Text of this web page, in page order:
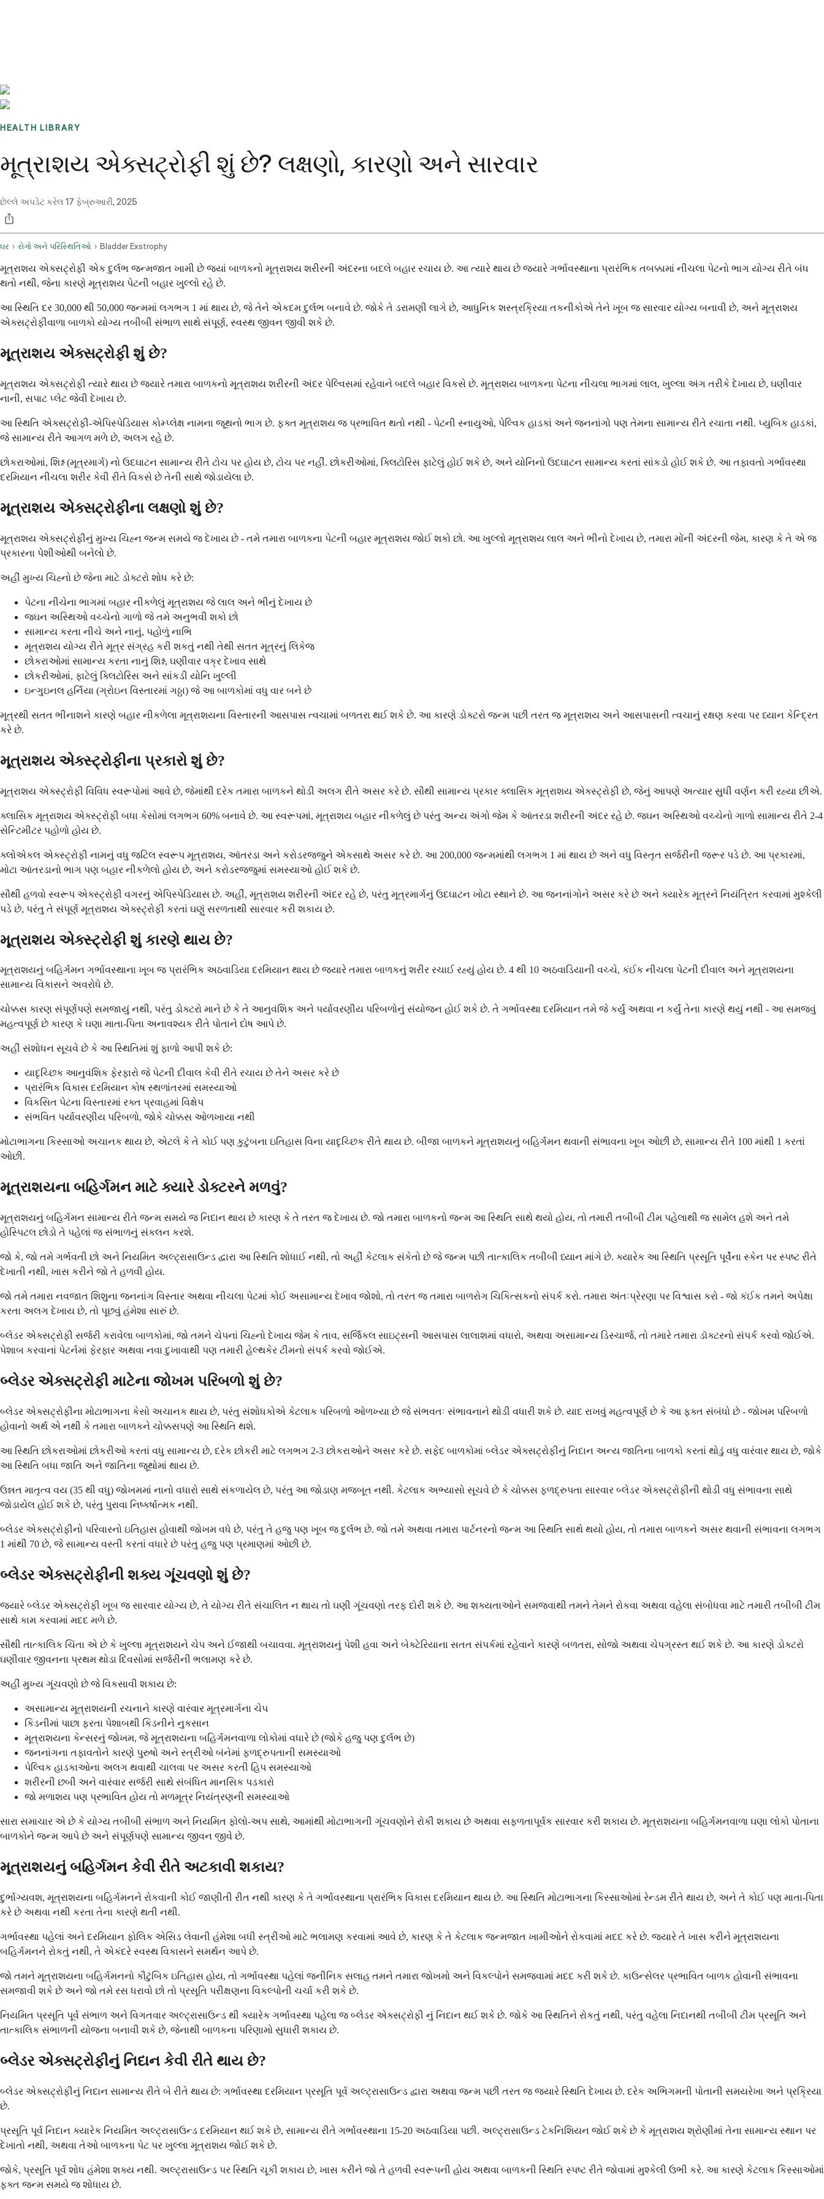
HEALTH LIBRARY
મૂત્રાશય એક્સટ્રોફી શું છે? લક્ષણો, કારણો અને સારવાર
છેલ્લે અપડેટ કરેલ 17 ફેબ્રુઆરી, 2025
ઘર રોગો અને પરિસ્થિતિઓ Bladder Exstrophy
મૂત્રાશય એક્સટ્રોફી એક દુર્લભ જન્મજાત ખામી છે જ્યાં બાળકનો મૂત્રાશય શરીરની અંદરના બદલે બહાર રચાય છે. આ ત્યારે થાય છે જ્યારે ગર્ભાવસ્થાના પ્રારંભિક તબક્કામાં નીચલા પેટનો ભાગ યોગ્ય રીતે બંધ
થતો નથી, જેના કારણે મૂત્રાશય પેટની બહાર ખુલ્લો રહે છે.
આ સ્થિતિ દર 30,000 થી 50,000 જન્મમાં લગભગ 1 માં થાય છે, જે તેને એકદમ દુર્લભ બનાવે છે. જોકે તે ડરામણી લાગે છે, આધુનિક શસ્ત્રક્રિયા તકનીકોએ તેને ખૂબ જ સારવાર યોગ્ય બનાવી છે, અને મૂત્રાશય
એક્સટ્રોફીવાળા બાળકો યોગ્ય તબીબી સંભાળ સાથે સંપૂર્ણ, સ્વસ્થ જીવન જીવી શકે છે.
મૂત્રાશય એક્સટ્રોફી શું છે?
મૂત્રાશય એક્સટ્રોફી ત્યારે થાય છે જ્યારે તમારા બાળકનો મૂત્રાશય શરીરની અંદર પેલ્વિસમાં રહેવાને બદલે બહાર વિકસે છે. મૂત્રાશય બાળકના પેટના નીચલા ભાગમાં લાલ, ખુલ્લા અંગ તરીકે દેખાય છે, ઘણીવાર
નાની, સપાટ પ્લેટ જેવી દેખાય છે.
આ સ્થિતિ એક્સટ્રોફી-એપિસ્પેડિયાસ કોમ્પ્લેક્ષ નામના જૂથનો ભાગ છે. ફક્ત મૂત્રાશય જ પ્રભાવિત થતો નથી - પેટની સ્નાયુઓ, પેલ્વિક હાડકાં અને જનનાંગો પણ તેમના સામાન્ય રીતે રચાતા નથી. પ્યુબિક હાડકાં,
જે સામાન્ય રીતે આગળ મળે છે, અલગ રહે છે.
છોકરાઓમાં, શિશ્ન (મૂત્રમાર્ગ) નો ઉદઘાટન સામાન્ય રીતે ટોચ પર હોય છે, ટોચ પર નહીં. છોકરીઓમાં, ક્લિટોરિસ ફાટેલું હોઈ શકે છે, અને યોનિનો ઉદઘાટન સામાન્ય કરતાં સાંકડો હોઈ શકે છે. આ તફાવતો ગર્ભાવસ્થા
દરમિયાન નીચલા શરીર કેવી રીતે વિકસે છે તેની સાથે જોડાયેલા છે.
મૂત્રાશય એક્સટ્રોફીના લક્ષણો શું છે?
મૂત્રાશય એક્સટ્રોફીનું મુખ્ય ચિહ્ન જન્મ સમયે જ દેખાય છે - તમે તમારા બાળકના પેટની બહાર મૂત્રાશય જોઈ શકો છો. આ ખુલ્લો મૂત્રાશય લાલ અને ભીનો દેખાય છે, તમારા મોંની અંદરની જેમ, કારણ કે તે એ જ
પ્રકારના પેશીઓથી બનેલો છે.
અહીં મુખ્ય ચિહ્નો છે જેના માટે ડોક્ટરો શોધ કરે છે:
પેટના નીચેના ભાગમાં બહાર નીકળેલું મૂત્રાશય જે લાલ અને ભીનું દેખાય છે
જઘન અસ્થિઓ વચ્ચેનો ગાળો જે તમે અનુભવી શકો છો
સામાન્ય કરતા નીચે અને નાનું, પહોળું નાભિ
મૂત્રાશય યોગ્ય રીતે મૂત્ર સંગ્રહ કરી શકતું નથી તેથી સતત મૂત્રનું લિકેજ
છોકરાઓમાં સામાન્ય કરતા નાનું શિશ્ન, ઘણીવાર વક્ર દેખાવ સાથે
છોકરીઓમાં, ફાટેલું ક્લિટોરિસ અને સાંકડી યોનિ ખુલ્લી
ઇન્ગુઇનલ હર્નિયા (ગ્રોઇન વિસ્તારમાં ગઠ્ઠા) જે આ બાળકોમાં વધુ વાર બને છે
મૂત્રથી સતત ભીનાશને કારણે બહાર નીકળેલા મૂત્રાશયના વિસ્તારની આસપાસ ત્વચામાં બળતરા થઈ શકે છે. આ કારણે ડોક્ટરો જન્મ પછી તરત જ મૂત્રાશય અને આસપાસની ત્વચાનું રક્ષણ કરવા પર ધ્યાન કેન્દ્રિત
કરે છે.
મૂત્રાશય એક્સ્ટ્રોફીના પ્રકારો શું છે?
મૂત્રાશય એક્સ્ટ્રોફી વિવિધ સ્વરૂપોમાં આવે છે, જેમાંથી દરેક તમારા બાળકને થોડી અલગ રીતે અસર કરે છે. સૌથી સામાન્ય પ્રકાર ક્લાસિક મૂત્રાશય એક્સ્ટ્રોફી છે, જેનું આપણે અત્યાર સુધી વર્ણન કરી રહ્યા છીએ.
ક્લાસિક મૂત્રાશય એક્સ્ટ્રોફી બધા કેસોમાં લગભગ 60% બનાવે છે. આ સ્વરૂપમાં, મૂત્રાશય બહાર નીકળેલું છે પરંતુ અન્ય અંગો જેમ કે આંતરડા શરીરની અંદર રહે છે. જઘન અસ્થિઓ વચ્ચેનો ગાળો સામાન્ય રીતે 2-4
સેન્ટિમીટર પહોળો હોય છે.
ક્લોએકલ એક્સ્ટ્રોફી નામનું વધુ જટિલ સ્વરૂપ મૂત્રાશય, આંતરડા અને કરોડરજ્જુને એકસાથે અસર કરે છે. આ 200,000 જન્મમાંથી લગભગ 1 માં થાય છે અને વધુ વિસ્તૃત સર્જરીની જરૂર પડે છે. આ પ્રકારમાં,
મોટા આંતરડાનો ભાગ પણ બહાર નીકળેલો હોય છે, અને કરોડરજ્જુમાં સમસ્યાઓ હોઈ શકે છે.
સૌથી હળવો સ્વરૂપ એક્સ્ટ્રોફી વગરનું એપિસ્પેડિયાસ છે. અહીં, મૂત્રાશય શરીરની અંદર રહે છે, પરંતુ મૂત્રમાર્ગનું ઉદઘાટન ખોટા સ્થાને છે. આ જનનાંગોને અસર કરે છે અને ક્યારેક મૂત્રને નિયંત્રિત કરવામાં મુશ્કેલી
પડે છે, પરંતુ તે સંપૂર્ણ મૂત્રાશય એક્સ્ટ્રોફી કરતાં ઘણું સરળતાથી સારવાર કરી શકાય છે.
મૂત્રાશય એક્સ્ટ્રોફી શું કારણે થાય છે?
મૂત્રાશયનું બહિર્ગમન ગર્ભાવસ્થાના ખૂબ જ પ્રારંભિક અઠવાડિયા દરમિયાન થાય છે જ્યારે તમારા બાળકનું શરીર રચાઈ રહ્યું હોય છે. 4 થી 10 અઠવાડિયાની વચ્ચે, કંઈક નીચલા પેટની દીવાલ અને મૂત્રાશયના
સામાન્ય વિકાસને અવરોધે છે.
ચોક્કસ કારણ સંપૂર્ણપણે સમજાયું નથી, પરંતુ ડોક્ટરો માને છે કે તે આનુવંશિક અને પર્યાવરણીય પરિબળોનું સંયોજન હોઈ શકે છે. તે ગર્ભાવસ્થા દરમિયાન તમે જે કર્યું અથવા ન કર્યું તેના કારણે થયું નથી - આ સમજવું
મહત્વપૂર્ણ છે કારણ કે ઘણા માતા-પિતા અનાવશ્યક રીતે પોતાને દોષ આપે છે.
અહીં સંશોધન સૂચવે છે કે આ સ્થિતિમાં શું ફાળો આપી શકે છે:
યાદૃચ્છિક આનુવંશિક ફેરફારો જે પેટની દીવાલ કેવી રીતે રચાય છે તેને અસર કરે છે
પ્રારંભિક વિકાસ દરમિયાન કોષ સ્થળાંતરમાં સમસ્યાઓ
વિકસિત પેટના વિસ્તારમાં રક્ત પ્રવાહમાં વિક્ષેપ
સંભવિત પર્યાવરણીય પરિબળો, જોકે ચોક્કસ ઓળખાયા નથી
મોટાભાગના કિસ્સાઓ અચાનક થાય છે, એટલે કે તે કોઈ પણ કુટુંબના ઇતિહાસ વિના યાદૃચ્છિક રીતે થાય છે. બીજા બાળકને મૂત્રાશયનું બહિર્ગમન થવાની સંભાવના ખૂબ ઓછી છે, સામાન્ય રીતે 100 માંથી 1 કરતાં
ઓછી.
મૂત્રાશયના બહિર્ગમન માટે ક્યારે ડોક્ટરને મળવું?
મૂત્રાશયનું બહિર્ગમન સામાન્ય રીતે જન્મ સમયે જ નિદાન થાય છે કારણ કે તે તરત જ દેખાય છે. જો તમારા બાળકનો જન્મ આ સ્થિતિ સાથે થયો હોય, તો તમારી તબીબી ટીમ પહેલાથી જ સામેલ હશે અને તમે
હોસ્પિટલ છોડો તે પહેલાં જ સંભાળનું સંકલન કરશે.
જો કે, જો તમે ગર્ભવતી છો અને નિયમિત અલ્ટ્રાસાઉન્ડ દ્વારા આ સ્થિતિ શોધાઈ નથી, તો અહીં કેટલાક સંકેતો છે જે જન્મ પછી તાત્કાલિક તબીબી ધ્યાન માંગે છે. ક્યારેક આ સ્થિતિ પ્રસૂતિ પૂર્વેના સ્કેન પર સ્પષ્ટ રીતે
દેખાતી નથી, ખાસ કરીને જો તે હળવી હોય.
જો તમે તમારા નવજાત શિશુના જનનાંગ વિસ્તાર અથવા નીચલા પેટમાં કોઈ અસામાન્ય દેખાવ જોશો, તો તરત જ તમારા બાળરોગ ચિકિત્સકનો સંપર્ક કરો. તમારા અંતઃપ્રેરણા પર વિશ્વાસ કરો - જો કંઈક તમને અપેક્ષા
કરતા અલગ દેખાય છે, તો પૂછવું હંમેશા સારું છે.
બ્લેડર એક્સટ્રોફી સર્જરી કરાવેલા બાળકોમાં, જો તમને ચેપનાં ચિહ્નો દેખાય જેમ કે તાવ, સર્જિકલ સાઇટ્સની આસપાસ લાલાશમાં વધારો, અથવા અસામાન્ય ડિસ્ચાર્જ, તો તમારે તમારા ડૉક્ટરનો સંપર્ક કરવો જોઈએ.
પેશાબ કરવાનાં પેટર્નમાં ફેરફાર અથવા નવા દુખાવાથી પણ તમારી હેલ્થકેર ટીમનો સંપર્ક કરવો જોઈએ.
બ્લેડર એક્સટ્રોફી માટેના જોખમ પરિબળો શું છે?
બ્લેડર એક્સટ્રોફીના મોટાભાગના કેસો અચાનક થાય છે, પરંતુ સંશોધકોએ કેટલાક પરિબળો ઓળખ્યા છે જે સંભવતઃ સંભાવનાને થોડી વધારી શકે છે. યાદ રાખવું મહત્વપૂર્ણ છે કે આ ફક્ત સંબંધો છે - જોખમ પરિબળો
હોવાનો અર્થ એ નથી કે તમારા બાળકને ચોક્કસપણે આ સ્થિતિ થશે.
આ સ્થિતિ છોકરાઓમાં છોકરીઓ કરતાં વધુ સામાન્ય છે, દરેક છોકરી માટે લગભગ 2-3 છોકરાઓને અસર કરે છે. સફેદ બાળકોમાં બ્લેડર એક્સટ્રોફીનું નિદાન અન્ય જાતિના બાળકો કરતાં થોડું વધુ વારંવાર થાય છે, જોકે
આ સ્થિતિ બધા જાતિ અને જાતિના જૂથોમાં થાય છે.
ઉન્નત માતૃત્વ વય (35 થી વધુ) જોખમમાં નાનો વધારો સાથે સંકળાયેલ છે, પરંતુ આ જોડાણ મજબૂત નથી. કેટલાક અભ્યાસો સૂચવે છે કે ચોક્કસ ફળદ્રુપતા સારવાર બ્લેડર એક્સટ્રોફીની થોડી વધુ સંભાવના સાથે
જોડાયેલ હોઈ શકે છે, પરંતુ પુરાવા નિષ્કર્ષાત્મક નથી.
બ્લેડર એક્સટ્રોફીનો પરિવારનો ઇતિહાસ હોવાથી જોખમ વધે છે, પરંતુ તે હજુ પણ ખૂબ જ દુર્લભ છે. જો તમે અથવા તમારા પાર્ટનરનો જન્મ આ સ્થિતિ સાથે થયો હોય, તો તમારા બાળકને અસર થવાની સંભાવના લગભગ
1 માંથી 70 છે, જે સામાન્ય વસ્તી કરતાં વધારે છે પરંતુ હજુ પણ પ્રમાણમાં ઓછી છે.
બ્લેડર એક્સટ્રોફીની શક્ય ગૂંચવણો શું છે?
જ્યારે બ્લેડર એક્સટ્રોફી ખૂબ જ સારવાર યોગ્ય છે, તે યોગ્ય રીતે સંચાલિત ન થાય તો ઘણી ગૂંચવણો તરફ દોરી શકે છે. આ શક્યતાઓને સમજવાથી તમને તેમને રોકવા અથવા વહેલા સંબોધવા માટે તમારી તબીબી ટીમ
સાથે કામ કરવામાં મદદ મળે છે.
સૌથી તાત્કાલિક ચિંતા એ છે કે ખુલ્લા મૂત્રાશયને ચેપ અને ઈજાથી બચાવવા. મૂત્રાશયનું પેશી હવા અને બેક્ટેરિયાના સતત સંપર્કમાં રહેવાને કારણે બળતરા, સોજો અથવા ચેપગ્રસ્ત થઈ શકે છે. આ કારણે ડોક્ટરો
ઘણીવાર જીવનના પ્રથમ થોડા દિવસોમાં સર્જરીની ભલામણ કરે છે.
અહીં મુખ્ય ગૂંચવણો છે જે વિકસાવી શકાય છે:
અસામાન્ય મૂત્રાશયની રચનાને કારણે વારંવાર મૂત્રમાર્ગના ચેપ
કિડનીમાં પાછા ફરતા પેશાબથી કિડનીને નુકસાન
મૂત્રાશયના કેન્સરનું જોખમ, જે મૂત્રાશયના બહિર્ગમનવાળા લોકોમાં વધારે છે (જોકે હજુ પણ દુર્લભ છે)
જનનાંગના તફાવતોને કારણે પુરુષો અને સ્ત્રીઓ બંનેમાં ફળદ્રુપતાની સમસ્યાઓ
પેલ્વિક હાડકાઓના અલગ થવાથી ચાલવા પર અસર કરતી હિપ સમસ્યાઓ
શરીરની છબી અને વારંવાર સર્જરી સાથે સંબંધિત માનસિક પડકારો
જો મળાશય પણ પ્રભાવિત હોય તો મળમૂત્ર નિયંત્રણની સમસ્યાઓ
સારા સમાચાર એ છે કે યોગ્ય તબીબી સંભાળ અને નિયમિત ફોલો-અપ સાથે, આમાંથી મોટાભાગની ગૂંચવણોને રોકી શકાય છે અથવા સફળતાપૂર્વક સારવાર કરી શકાય છે. મૂત્રાશયના બહિર્ગમનવાળા ઘણા લોકો પોતાના
બાળકોને જન્મ આપે છે અને સંપૂર્ણપણે સામાન્ય જીવન જીવે છે.
મૂત્રાશયનું બહિર્ગમન કેવી રીતે અટકાવી શકાય?
દુર્ભાગ્યવશ, મૂત્રાશયના બહિર્ગમનને રોકવાની કોઈ જાણીતી રીત નથી કારણ કે તે ગર્ભાવસ્થાના પ્રારંભિક વિકાસ દરમિયાન થાય છે. આ સ્થિતિ મોટાભાગના કિસ્સાઓમાં રેન્ડમ રીતે થાય છે, અને તે કોઈ પણ માતા-પિતા
કરે છે અથવા નથી કરતા તેના કારણે થતી નથી.
ગર્ભાવસ્થા પહેલાં અને દરમિયાન ફોલિક એસિડ લેવાની હંમેશા બધી સ્ત્રીઓ માટે ભલામણ કરવામાં આવે છે, કારણ કે તે કેટલાક જન્મજાત ખામીઓને રોકવામાં મદદ કરે છે. જ્યારે તે ખાસ કરીને મૂત્રાશયના
બહિર્ગમનને રોકતું નથી, તે એકંદરે સ્વસ્થ વિકાસને સમર્થન આપે છે.
જો તમને મૂત્રાશયના બહિર્ગમનનો કૌટુંબિક ઇતિહાસ હોય, તો ગર્ભાવસ્થા પહેલાં જનીનિક સલાહ તમને તમારા જોખમો અને વિકલ્પોને સમજવામાં મદદ કરી શકે છે. કાઉન્સેલર પ્રભાવિત બાળક હોવાની સંભાવના
સમજાવી શકે છે અને જો તમે રસ ધરાવો છો તો પ્રસૂતિ પરીક્ષણના વિકલ્પોની ચર્ચા કરી શકે છે.
નિયમિત પ્રસૂતિ પૂર્વ સંભાળ અને વિગતવાર અલ્ટ્રાસાઉન્ડ થી ક્યારેક ગર્ભાવસ્થા પહેલા જ બ્લેડર એક્સટ્રોફી નું નિદાન થઈ શકે છે. જોકે આ સ્થિતિને રોકતું નથી, પરંતુ વહેલા નિદાનથી તબીબી ટીમ પ્રસૂતિ અને
તાત્કાલિક સંભાળની યોજના બનાવી શકે છે, જેનાથી બાળકના પરિણામો સુધારી શકાય છે.
બ્લેડર એક્સટ્રોફીનું નિદાન કેવી રીતે થાય છે?
બ્લેડર એક્સટ્રોફીનું નિદાન સામાન્ય રીતે બે રીતે થાય છે: ગર્ભાવસ્થા દરમિયાન પ્રસૂતિ પૂર્વ અલ્ટ્રાસાઉન્ડ દ્વારા અથવા જન્મ પછી તરત જ જ્યારે સ્થિતિ દેખાય છે. દરેક અભિગમની પોતાની સમયરેખા અને પ્રક્રિયા
છે.
પ્રસૂતિ પૂર્વ નિદાન ક્યારેક નિયમિત અલ્ટ્રાસાઉન્ડ દરમિયાન થઈ શકે છે, સામાન્ય રીતે ગર્ભાવસ્થાના 15-20 અઠવાડિયા પછી. અલ્ટ્રાસાઉન્ડ ટેકનિશિયન જોઈ શકે છે કે મૂત્રાશય શ્રોણીમાં તેના સામાન્ય સ્થાન પર
દેખાતો નથી, અથવા તેઓ બાળકના પેટ પર ખુલ્લા મૂત્રાશય જોઈ શકે છે.
જોકે, પ્રસૂતિ પૂર્વ શોધ હંમેશા શક્ય નથી. અલ્ટ્રાસાઉન્ડ પર સ્થિતિ ચૂકી શકાય છે, ખાસ કરીને જો તે હળવી સ્વરૂપની હોય અથવા બાળકની સ્થિતિ સ્પષ્ટ રીતે જોવામાં મુશ્કેલી ઉભી કરે. આ કારણે કેટલાક કિસ્સાઓમાં
ફક્ત જન્મ સમયે જ શોધાય છે.